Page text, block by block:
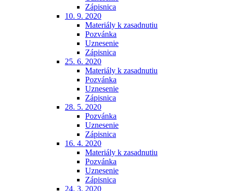
Zápisnica
10. 9. 2020
Materiály k zasadnutiu
Pozvánka
Uznesenie
Zápisnica
25. 6. 2020
Materiály k zasadnutiu
Pozvánka
Uznesenie
Zápisnica
28. 5. 2020
Pozvánka
Uznesenie
Zápisnica
16. 4. 2020
Materiály k zasadnutiu
Pozvánka
Uznesenie
Zápisnica
24. 3. 2020